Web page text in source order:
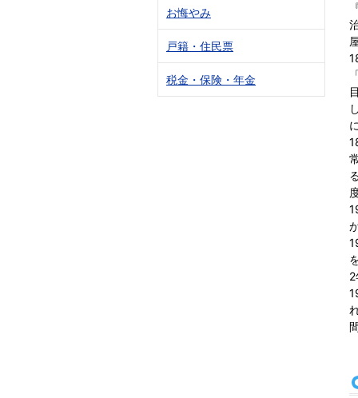
お悔やみ
戸籍・住民票
税金・保険・年金